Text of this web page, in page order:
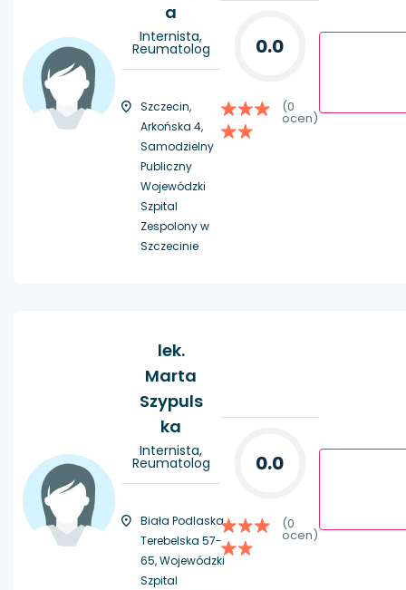
a
Internista,
Reumatolog
Szczecin,
Arkońska 4,
Samodzielny
Publiczny
Wojewódzki
Szpital
Zespolony w
Szczecinie
0.0
(0
ocen)
lek.
Marta
Szypuls
ka
Internista,
Reumatolog
Biała Podlaska,
Terebelska 57-
65, Wojewódzki
Szpital
0.0
(0
ocen)